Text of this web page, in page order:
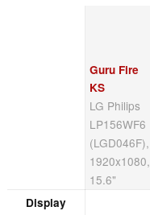
Guru Fire
KS
LG Philips
LP156WF6
(LGD046F),
1920x1080,
15.6"
Display